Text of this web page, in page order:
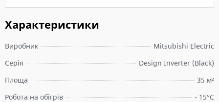
Характеристики
Виробник
Mitsubishi Electric
Серія
Design Inverter (Black)
Площа
35 м²
Робота на обігрів
- 15°C